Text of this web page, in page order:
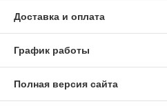
Доставка и оплата
График работы
Полная версия сайта